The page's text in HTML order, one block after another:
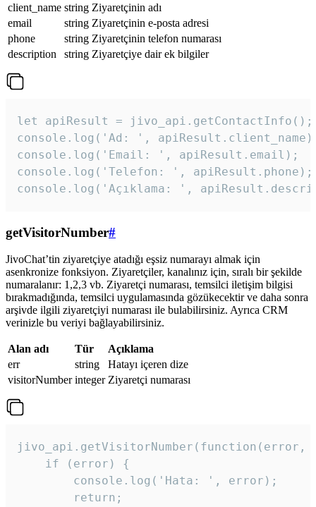
client_name string Ziyaretçinin adı
email
string Ziyaretçinin e-posta adresi
phone
string Ziyaretçinin telefon numarası
description
string Ziyaretçiye dair ek bilgiler
let apiResult = jivo_api.getContactInfo();
console.log('Ad: ',
console.log('Email: ', apiResult.email);
console.log('Telefon: ', apiResult.phone);
console.log('Açıklama: ',
getVisitorNumber#
JivoChat’tin ziyaretçiye atadığı eşsiz numarayı almak için
asenkronize fonksiyon. Ziyaretçiler, kanalınız için, sıralı bir şekilde
numaralanır: 1,2,3 vb. Ziyaretçi numarası, temsilci iletişim bilgisi
bırakmadığında, temsilci uygulamasında gözükecektir ve daha sonra
arşivde ilgili ziyaretçiyi numarası ile bulabilirsiniz. Ayrıca CRM
verinizle bu veriyi bağlayabilirsiniz.
Alan adı Tür
Açıklama
err
string
Hatayı içeren dize
visitorNumber integer Ziyaretçi numarası
jivo_api.getVisitorNumber(function(error,
    if (error) {
        console.log('Hata: ', error);
        return;